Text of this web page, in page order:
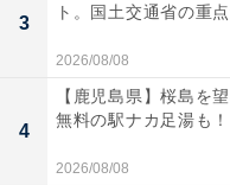
3
ト。国土交通省の重
2026/08/08
4
【鹿児島県】桜島を
無料の駅ナカ足湯も
2026/08/08